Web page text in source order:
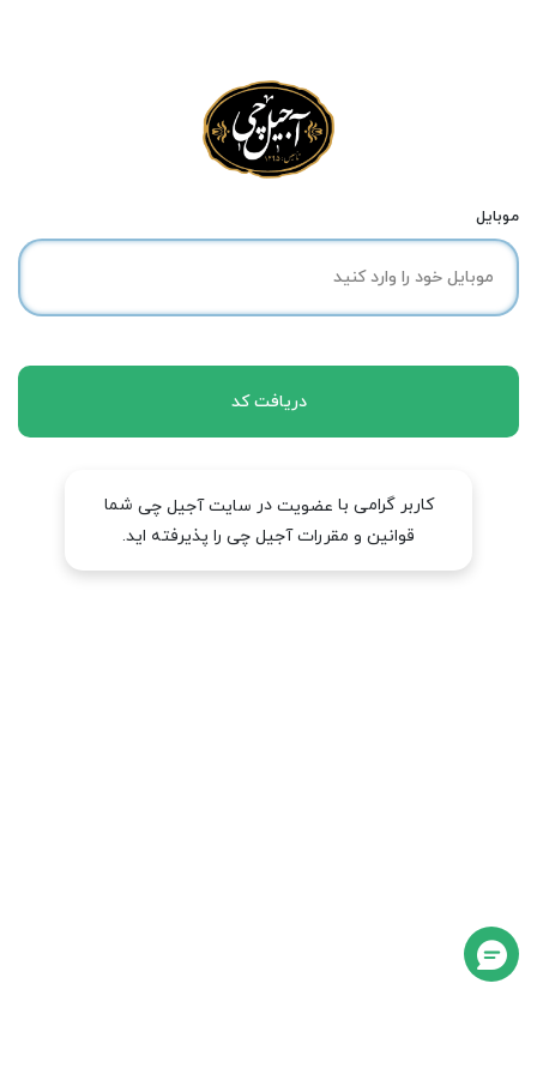
موبایل
دریافت کد
کاربر گرامی با عضویت در سایت آجیل چی شما
قوانین و مقررات آجیل چی را پذیرفته اید.